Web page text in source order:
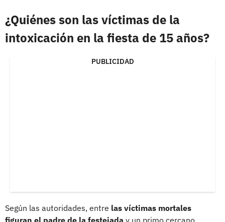
¿Quiénes son las víctimas de la
intoxicación en la fiesta de 15 años?
PUBLICIDAD
Según las autoridades, entre las víctimas mortales
figuran el padre de la festejada y un primo cercano.